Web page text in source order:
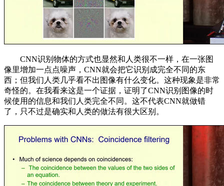
CNN识别物体的方式也显然和人类很不一样，在一张图
像里增加一点点噪声，CNN就会把它识别成完全不同的东
西；但我们人类几乎看不出图像有什么变化。这种现象是非常
奇怪的。在我看来这是一个证据，证明了CNN识别图像的时
候使用的信息和我们人类完全不同。这不代表CNN就做错
了，只不过是确实和人类的做法有很大区别。